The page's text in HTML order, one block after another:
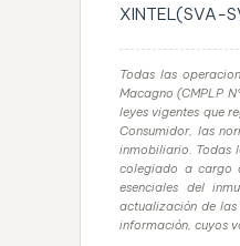
XINTEL(SVA-
Todas las
Macagno (CMPLP
leyes vigentes que
Consumidor, las
inmobiliario. Todas
colegiado a cargo
esenciales del
actualización de las
información, cuyos